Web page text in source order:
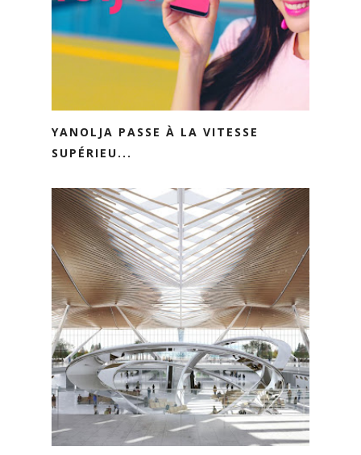
YANOLJA PASSE À LA VITESSE
SUPÉRIEU...